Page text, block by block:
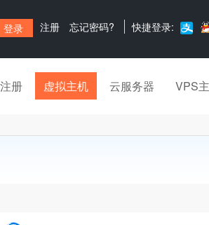
注册 忘记密码? 快捷登录:
册 虚拟主机 云服务器 VPS